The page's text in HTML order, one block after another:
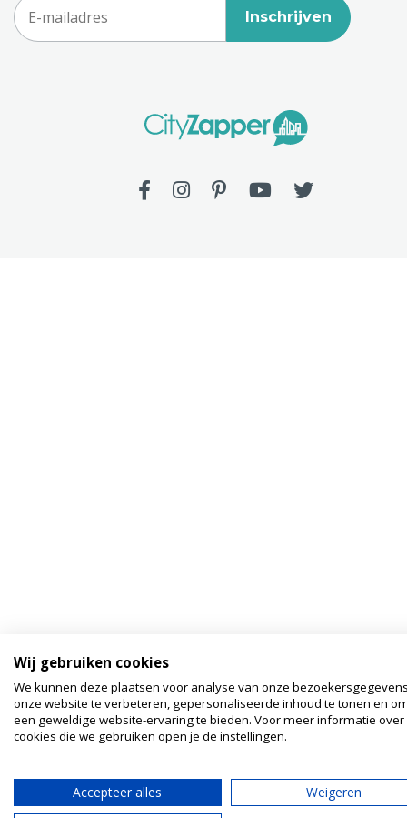
Inschrijven
Wij gebruiken cookies
We kunnen deze plaatsen voor analyse van onze
onze website te verbeteren, gepersonaliseerde inhoud te tonen en
een geweldige website-ervaring te bieden. Voor meer informatie over
cookies die we gebruiken open je de instellingen.
Accepteer alles Weigeren